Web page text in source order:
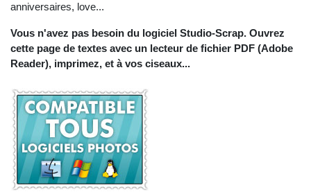
anniversaires, love...
Vous n'avez pas besoin du logiciel Studio-Scrap. Ouvrez
cette page de textes avec un lecteur de fichier PDF (Adobe
Reader), imprimez, et à vos ciseaux...